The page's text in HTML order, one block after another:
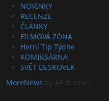
NOVINKY
RECENZE
ČLÁNKY
FILMOVÁ ZÓNA
Herní Tip Týdne
KOMIKSÁRNA
SVĚT DESKOVEK
MoreNews by AF themes.